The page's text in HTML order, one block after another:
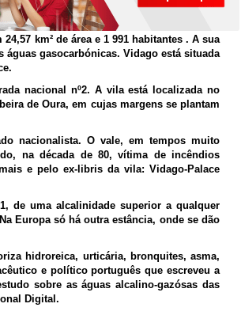
km² de área e 1 991 habitantes . A sua
águas gasocarbónicas. Vidago está situada
nacional nº2. A vila está localizada no
de Oura, em cujas margens se plantam
nacionalista. O vale, em tempos muito
na década de 80, vítima de incêndios
e pelo ex-libris da vila: Vidago-Palace
de uma alcalinidade superior a qualquer
Europa só há outra estância, onde se dão
hidroreica, urticária, bronquites, asma,
e político português que escreveu a
sobre as águas alcalino-gazósas das
Digital.